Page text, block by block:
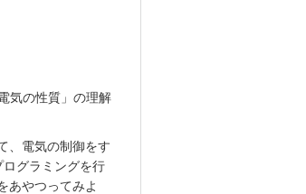
気の性質」の理解
、電気の制御をす
グラミングを行
あやつってみよ